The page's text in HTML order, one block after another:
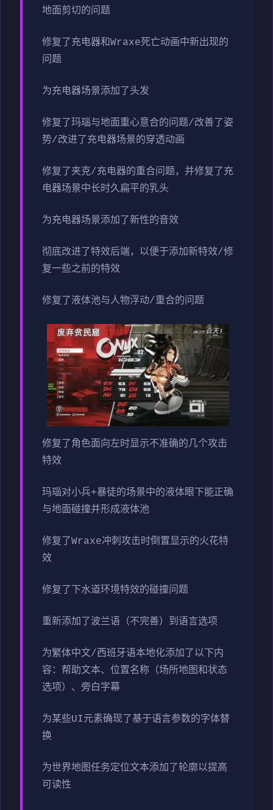
地面剪切的问题
修复了充电器和Wraxe死亡动画中新出现的
问题
为充电器场景添加了头发
修复了玛瑙与地面重心意合的问题/改善了姿
势/改进了充电器场景的穿透动画
修复了夹克/充电器的重合问题，并修复了充
电器场景中长时久扁平的乳头
为充电器场景添加了新性的音效
彻底改进了特效后端，以便于添加新特效/修
复一些之前的特效
修复了液体池与人物浮动/重合的问题
修复了角色面向左时显示不准确的几个攻击
特效
玛瑙对小兵+暴徒的场景中的液体眼下能正确
与地面碰撞并形成液体池
修复了Wraxe冲刺攻击时倒置显示的火花特
效
修复了下水道环境特效的碰撞问题
重新添加了波兰语（不完善）到语言选项
为繁体中文/西班牙语本地化添加了以下内
容：帮助文本、位置名称（场所地图和状态
选项）、旁白字幕
为某些UI元素确现了基于语言参数的字体替
换
为世界地图任务定位文本添加了轮廓以提高
可读性